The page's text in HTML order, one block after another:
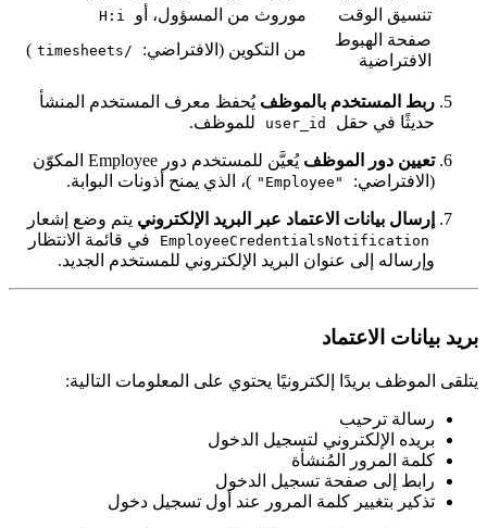
تنسيق الوقت موروث من المسؤول، أو H:i
صفحة الهبوط
الافتراضية
من التكوين (الافتراضي: /timesheets
)
ربط المستخدم بالموظفيُحفظ معرف المستخدم المنشأ
حديثًا في حقل user_id للموظف.
تعيين دور الموظف
يُعيَّن للمستخدم دور Employee المكوّن
(الافتراضي:
"Employee" )، الذي يمنح أذونات البوابة.
إرسال بيانات الاعتماد عبر البريد الإلكترونييتم وضع إشعار
EmployeeCredentialsNotification في قائمة الانتظار
وإرساله إلى عنوان البريد الإلكتروني للمستخدم الجديد.
بيانات الاعتماد
الموظف بريدًا إلكترونيًا يحتوي على المعلومات التالية:
رسالة ترحيب
بريده الإلكتروني لتسجيل الدخول
كلمة المرور المُنشأة
رابط إلى صفحة تسجيل الدخول
تذكير بتغيير كلمة المرور عند أول تسجيل دخول